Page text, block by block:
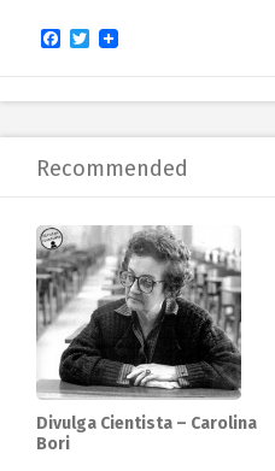
Facebook
Twitter
Recommended
Divulga Cientista – Carolina
Bori